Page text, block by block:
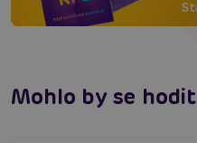
Mohlo by se hodit